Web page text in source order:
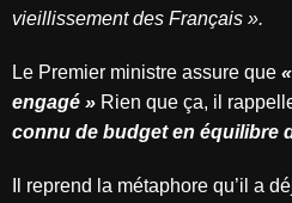
vieillissement des Français ».
Le Premier ministre assure que
engagé » Rien que ça, il
connu de budget en équilibre
Il reprend la métaphore qu’il a